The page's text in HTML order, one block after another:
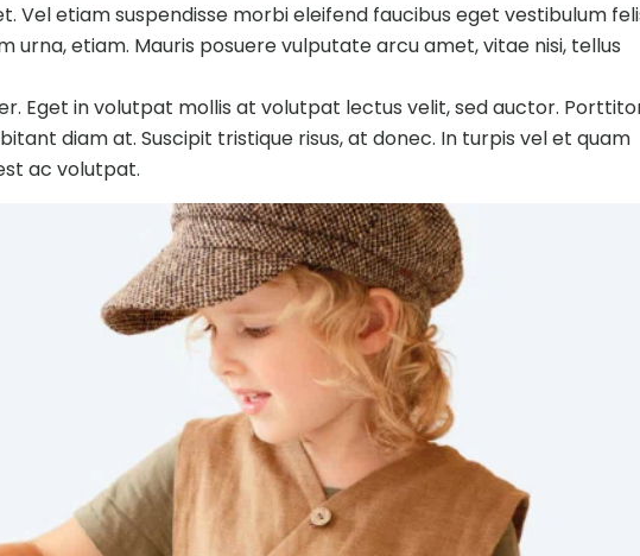
Vel etiam suspendisse morbi eleifend faucibus eget vestibulum
urna, etiam. Mauris posuere vulputate arcu amet, vitae nisi, tellus
Eget in volutpat mollis at volutpat lectus velit, sed auctor.
diam at. Suscipit tristique risus, at donec. In turpis vel et quam
ac volutpat.